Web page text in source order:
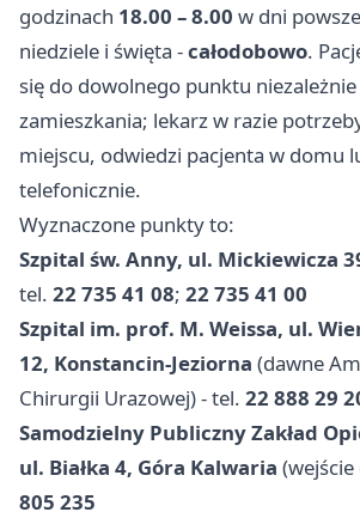
godzinach 18.00 – 8.00 w dni
niedziele i święta -całodobowo.
się do dowolnego punktu
zamieszkania; lekarz w razie
miejscu, odwiedzi pacjenta w domu
telefonicznie.
Wyznaczone punkty to:
Szpital św. Anny, ul. Mickiewicza
tel. 22 735 41 08; 22 735 41 00
Szpital im. prof. M. Weissa, ul.
12, Konstancin-Jeziorna (dawne
Chirurgii Urazowej) - tel. 22 888 29
Samodzielny Publiczny Zakład
ul. Białka 4, Góra Kalwaria (wejście
805 235